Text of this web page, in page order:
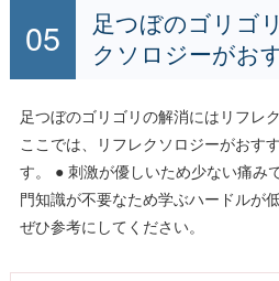
足つぼのゴリゴ
クソロジーがお
足つぼのゴリゴリの解消にはリフレ
ここでは、リフレクソロジーがおす
す。 ● 刺激が優しいため少ない痛み
門知識が不要なため学ぶハードルが
ぜひ参考にしてください。